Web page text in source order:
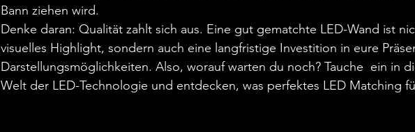
Bann ziehen wird.
Denke daran: Qualität zahlt sich aus. Eine gut gematchte LED-Wand ist
visuelles Highlight, sondern auch eine langfristige Investition in eure
Darstellungsmöglichkeiten. Also, worauf warten du noch? Tauche  ein in
Welt der LED-Technologie und entdecken, was perfektes LED Matching